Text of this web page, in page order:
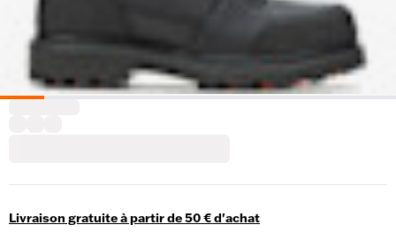
Livraison gratuite à partir de 50 € d'achat